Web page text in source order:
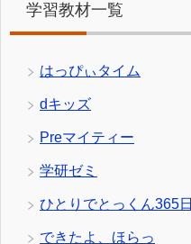
学習教材一覧
はっぴぃタイム
dキッズ
Preマイティー
学研ゼミ
ひとりでとっくん365日
できたよ、ほらっ